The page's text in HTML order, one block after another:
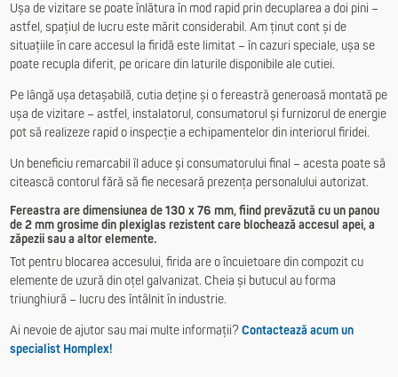
Ușa de vizitare se poate înlătura în mod rapid prin decuplarea a doi pini –
astfel, spațiul de lucru este mărit considerabil. Am ținut cont și de
situațiile în care accesul la firidă este limitat – în cazuri speciale, ușa se
poate recupla diferit, pe oricare din laturile disponibile ale cutiei.
Pe lângă ușa detașabilă, cutia deține și o fereastră generoasă montată pe
ușa de vizitare – astfel, instalatorul, consumatorul și furnizorul de energie
pot să realizeze rapid o inspecție a echipamentelor din interiorul firidei.
Un beneficiu remarcabil îl aduce și consumatorului final – acesta poate să
citească contorul fără să fie necesară prezența personalului autorizat.
Fereastra are dimensiunea de 130 x 76 mm, fiind prevăzută cu un panou
de 2 mm grosime din plexiglas rezistent care blochează accesul apei, a
zăpezii sau a altor elemente.
Tot pentru blocarea accesului, firida are o încuietoare din compozit cu
elemente de uzură din oțel galvanizat. Cheia și butucul au forma
triunghiură – lucru des întâlnit în industrie.
Ai nevoie de ajutor sau mai multe informații?Contactează acum un
specialist Homplex!